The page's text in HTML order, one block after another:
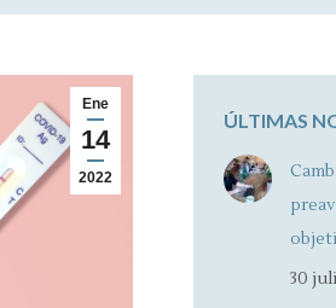
Ene
14
2022
ÚLTIMAS
30